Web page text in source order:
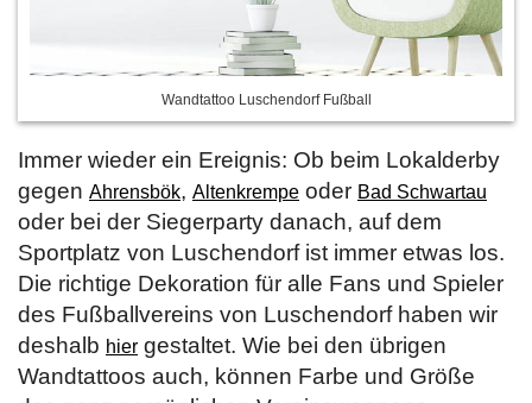
Wandtattoo Luschendorf Fußball
Immer wieder ein Ereignis: Ob beim Lokalderby
gegen Ahrensbök, Altenkrempe oder Bad Schwartau
oder bei der Siegerparty danach, auf dem
Sportplatz von Luschendorf ist immer etwas los.
Die richtige Dekoration für alle Fans und Spieler
des Fußballvereins von Luschendorf haben wir
deshalb hier gestaltet. Wie bei den übrigen
Wandtattoos auch, können Farbe und Größe